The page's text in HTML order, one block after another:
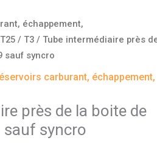
échappement,
/ T3 / Tube intermédiaire près
sauf syncro
carburant, échappement,
près de la boite de
sauf syncro